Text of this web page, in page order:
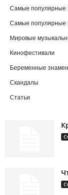
Самые популярные
Самые популярные
Мировые
Кинофестивали
Беременные
Скандалы
Статьи